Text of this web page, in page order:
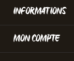
INFORMATIONS
MON COMPTE